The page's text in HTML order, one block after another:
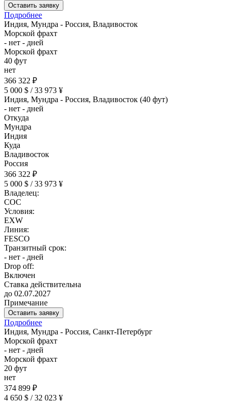
Оставить заявку
Подробнее
Индия, Мундра - Россия, Владивосток
Морской фрахт
- нет - дней
Морской фрахт
40 фут
нет
366 322 ₽
5 000 $ / 33 973 ¥
Индия, Мундра - Россия, Владивосток (40 фут)
- нет - дней
Откуда
Мундра
Индия
Куда
Владивосток
Россия
366 322 ₽
5 000 $ / 33 973 ¥
Владелец:
COC
Условия:
EXW
Линия:
FESCO
Транзитный срок:
- нет - дней
Drop off:
Включен
Ставка действительна
до 02.07.2027
Примечание
Оставить заявку
Подробнее
Индия, Мундра - Россия, Санкт-Петербург
Морской фрахт
- нет - дней
Морской фрахт
20 фут
нет
374 899 ₽
4 650 $ / 32 023 ¥